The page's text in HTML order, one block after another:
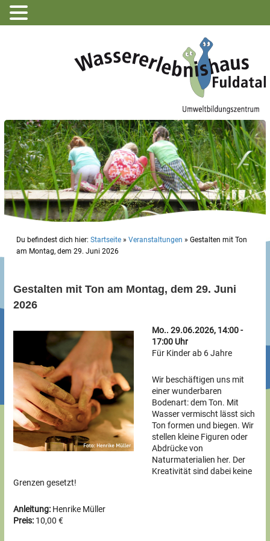
Du befindest dich hier: Startseite » Veranstaltungen » Gestalten mit Ton
am Montag, dem 29. Juni 2026
Gestalten mit Ton am Montag, dem 29. Juni
2026
Mo.. 29.06.2026, 14:00 -
17:00 Uhr
Für Kinder ab 6 Jahre
Wir beschäftigen uns mit
einer wunderbaren
Bodenart: dem Ton. Mit
Wasser vermischt lässt sich
Ton formen und biegen. Wir
stellen kleine Figuren oder
Abdrücke von
Naturmaterialien her. Der
Kreativität sind dabei keine
Grenzen gesetzt!
Anleitung: Henrike Müller
Preis: 10,00 €